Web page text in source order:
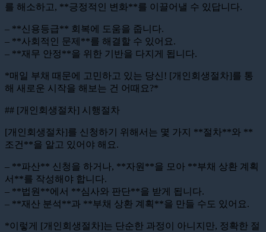
를 해소하고, **긍정적인 변화**를 이끌어낼 수 있답니다.
– **신용등급** 회복에 도움을 줍니다.
– **사회적인 문제**를 해결할 수 있어요.
– **재무 안정**을 위한 기반을 다지게 됩니다.
*매일 부채 때문에 고민하고 있는 당신! [개인회생절차]를 통
해 새로운 시작을 해보는 건 어때요?*
## [개인회생절차] 시행절차
[개인회생절차]를 신청하기 위해서는 몇 가지 **절차**와 **
조건**을 알고 있어야 해요.
– **파산** 신청을 하거나, **자원**을 모아 **부채 상환 계획
서**를 작성해야 합니다.
– **법원**에서 **심사와 판단**을 받게 됩니다.
– **재산 분석**과 **부채 상환 계획**을 만들 수도 있어요.
*이렇게 [개인회생절차]는 단순한 과정이 아니지만, 정확한 절